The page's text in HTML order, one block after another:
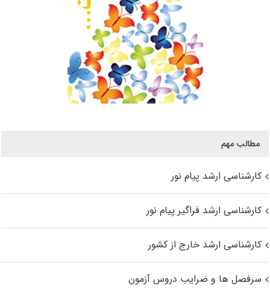
مطالب مهم
کارشناسی ارشد پیام نور
کارشناسی ارشد فراگیر پیام نور
کارشناسی ارشد خارج از کشور
سرفصل ها و ضرایب دروس آزمون